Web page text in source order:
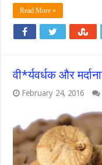
Read More »
वी*र्यवर्धक और
February 24, 2016